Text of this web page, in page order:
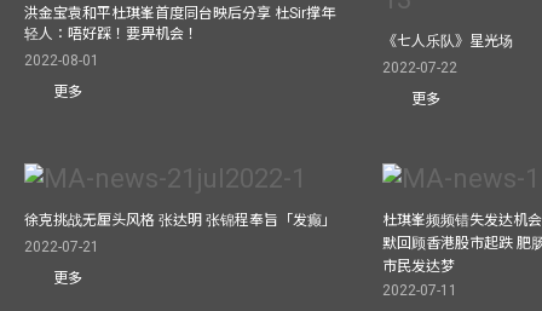
洪金宝袁和平杜琪峯首度同台映后分享 杜Sir撑年
轻人：唔好踩！要畀机会！
2022-08-01
更多
《七人乐队》星光场
2022-07-22
更多
徐克挑战无厘头风格 张达明 张锦程奉旨「发癫」
2022-07-21
更多
杜琪峯频频错失发达机
默回顾香港股市起跌 肥
市民发达梦
2022-07-11